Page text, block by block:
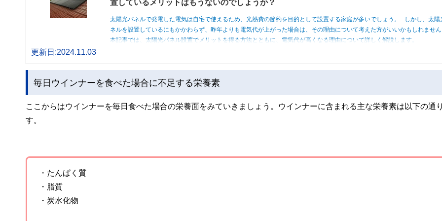
置しているメリットはもうないのでしょうか？
太陽光パネルで発電した電気は自宅で使えるため、光熱費の節約を目的として設置する家庭が多いでしょう。 しかし、太陽
ネルを設置しているにもかかわらず、昨年よりも電気代が上がった場合は、その理由について考えた方がいいかもしれませ
本記事では、太陽光パネル設置でメリットを得る方法とともに、電気代が高くなる理由について詳しく解説します。
更新日:2024.11.03
毎日ウインナーを食べた場合に不足する栄養素
ここからはウインナーを毎日食べた場合の栄養面をみていきましょう。ウインナーに含まれる主な栄養素は以下の通
す。
・たんぱく質
・脂質
・炭水化物